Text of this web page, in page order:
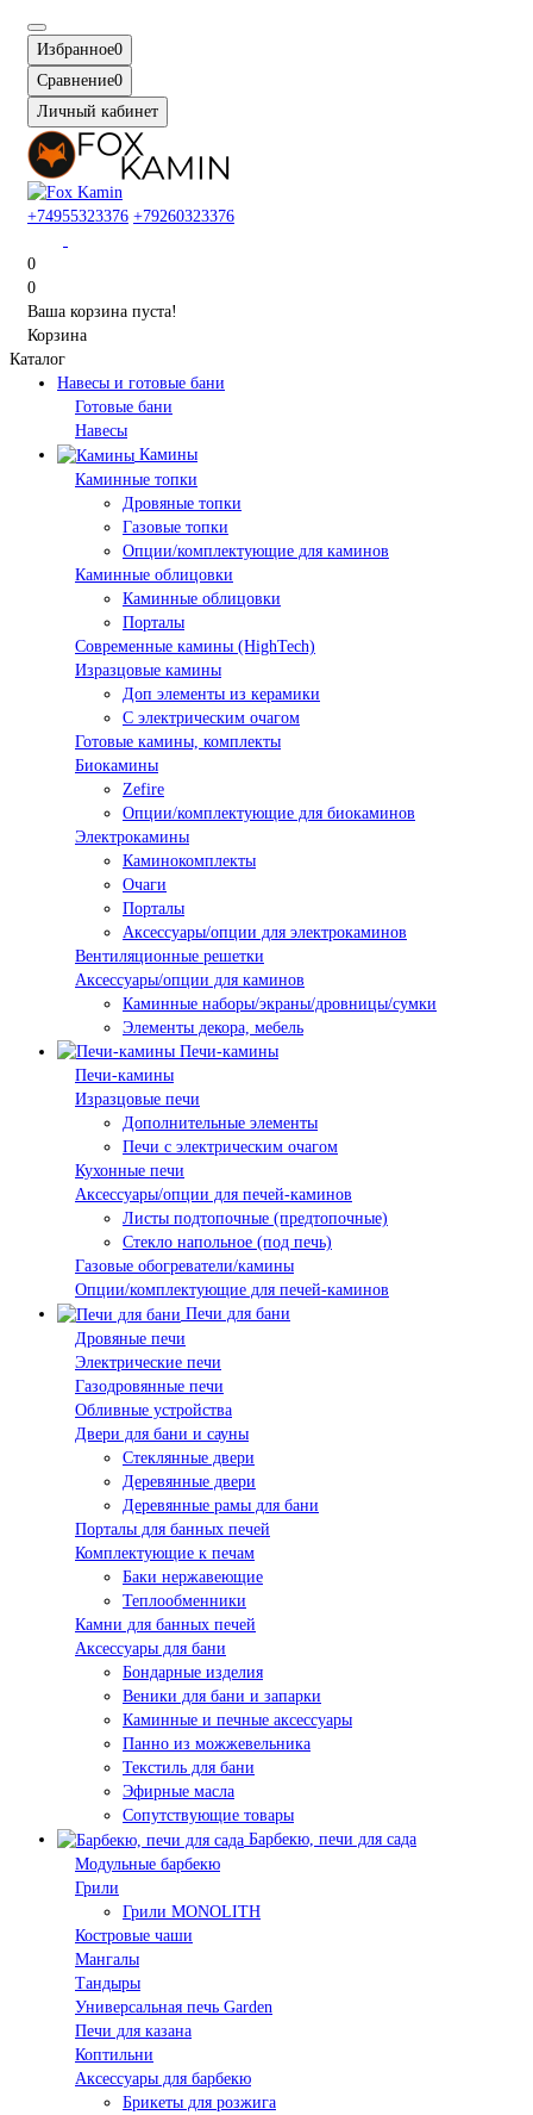
Избранное0
Сравнение0
Личный кабинет
+74955323376 +79260323376
0
0
Ваша корзина пуста!
Корзина
Каталог
Навесы и готовые бани
Готовые бани
Навесы
Камины
Каминные топки
Дровяные топки
Газовые топки
Опции/комплектующие для каминов
Каминные облицовки
Каминные облицовки
Порталы
Современные камины (HighTech)
Изразцовые камины
Доп элементы из керамики
С электрическим очагом
Готовые камины, комплекты
Биокамины
Zefire
Опции/комплектующие для биокаминов
Электрокамины
Каминокомплекты
Очаги
Порталы
Аксессуары/опции для электрокаминов
Вентиляционные решетки
Аксессуары/опции для каминов
Каминные наборы/экраны/дровницы/сумки
Элементы декора, мебель
Печи-камины
Печи-камины
Изразцовые печи
Дополнительные элементы
Печи с электрическим очагом
Кухонные печи
Аксессуары/опции для печей-каминов
Листы подтопочные (предтопочные)
Стекло напольное (под печь)
Газовые обогреватели/камины
Опции/комплектующие для печей-каминов
Печи для бани
Дровяные печи
Электрические печи
Газодровянные печи
Обливные устройства
Двери для бани и сауны
Стеклянные двери
Деревянные двери
Деревянные рамы для бани
Порталы для банных печей
Комплектующие к печам
Баки нержавеющие
Теплообменники
Камни для банных печей
Аксессуары для бани
Бондарные изделия
Веники для бани и запарки
Каминные и печные аксессуары
Панно из можжевельника
Текстиль для бани
Эфирные масла
Сопутствующие товары
Барбекю, печи для сада
Модульные барбекю
Грили
Грили MONOLITH
Костровые чаши
Мангалы
Тандыры
Универсальная печь Garden
Печи для казана
Коптильни
Аксессуары для барбекю
Брикеты для розжига